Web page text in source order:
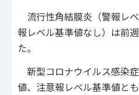
流行性角結膜炎（警報レ
報レベル基準値なし）は前
た。
新型コロナウイルス感染
値、注意報レベル基準値と